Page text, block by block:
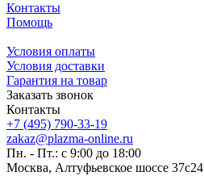
Контакты
Помощь
Условия оплаты
Условия доставки
Гарантия на товар
Заказать звонок
Контакты
+7 (495) 790-33-19
zakaz@plazma-online.ru
Пн. - Пт.: с 9:00 до 18:00
Москва, Алтуфьевское шоссе 37с24